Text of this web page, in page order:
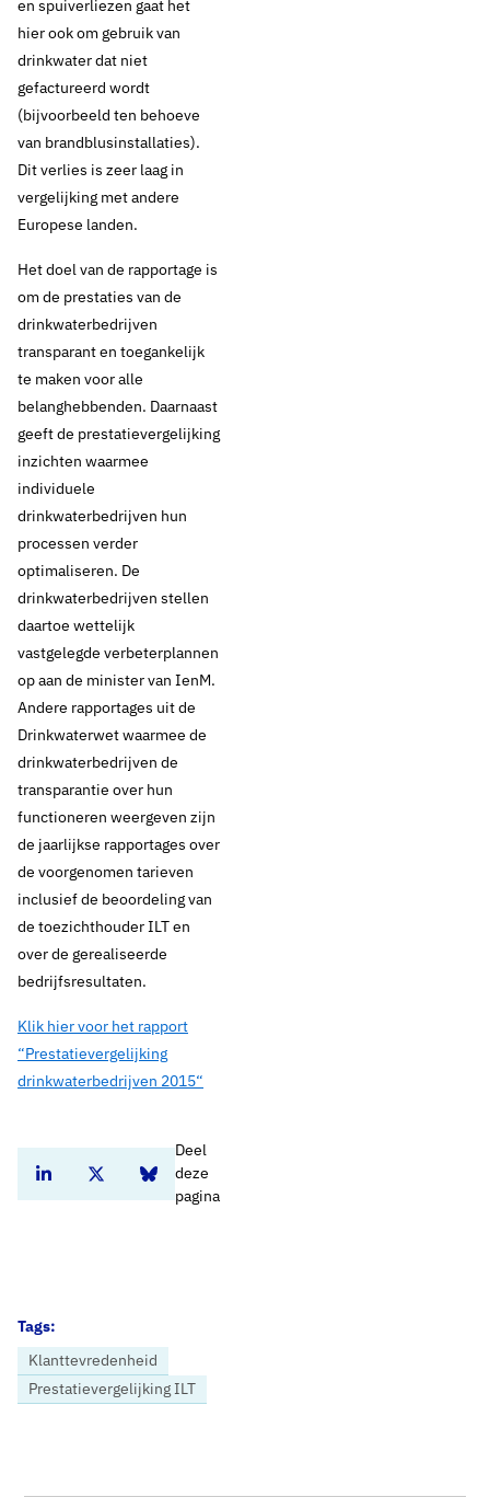
Home Nieuws
en spuiverliezen gaat het
hier ook om gebruik van
drinkwater dat niet
gefactureerd wordt
(bijvoorbeeld ten behoeve
van brandblusinstallaties).
Dit verlies is zeer laag in
vergelijking met andere
Europese landen.
Het doel van de rapportage is
om de prestaties van de
drinkwaterbedrijven
transparant en toegankelijk
te maken voor alle
belanghebbenden. Daarnaast
geeft de prestatievergelijking
inzichten waarmee
individuele
drinkwaterbedrijven hun
processen verder
optimaliseren. De
drinkwaterbedrijven stellen
daartoe wettelijk
vastgelegde verbeterplannen
op aan de minister van IenM.
Andere rapportages uit de
Drinkwaterwet waarmee de
drinkwaterbedrijven de
transparantie over hun
functioneren weergeven zijn
de jaarlijkse rapportages over
de voorgenomen tarieven
inclusief de beoordeling van
de toezichthouder ILT en
over de gerealiseerde
bedrijfsresultaten.
Klik hier voor het rapport
“Prestatievergelijking
drinkwaterbedrijven 2015“
Deel
deze
pagina
Deel dit artikel op Linkedin
Deel dit artikel op Twitter
Deel dit artikel op Bluesky
Tags:
Klanttevredenheid
Prestatievergelijking ILT